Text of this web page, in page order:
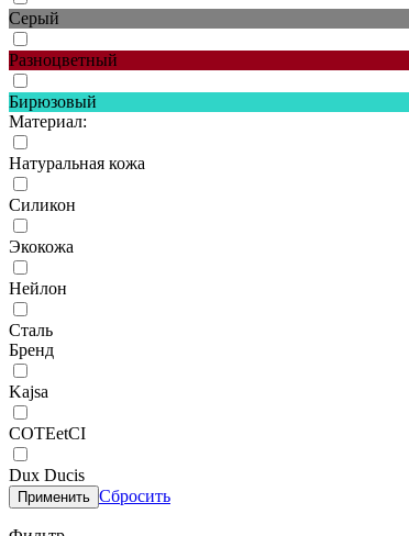
Серый
Разноцветный
Бирюзовый
Материал:
Натуральная кожа
Силикон
Экокожа
Нейлон
Сталь
Бренд
Kajsa
COTEetCI
Dux Ducis
Применить Сбросить